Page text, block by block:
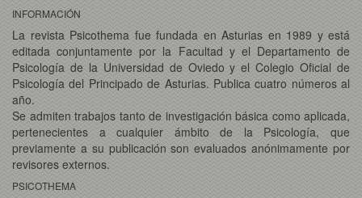
INFORMACIÓN
La revista Psicothema fue fundada en Asturias en 1989 y está
editada conjuntamente por la Facultad y el Departamento de
Psicología de la Universidad de Oviedo y el Colegio Oficial de
Psicología del Principado de Asturias. Publica cuatro números al
año.
Se admiten trabajos tanto de investigación básica como aplicada,
pertenecientes a cualquier ámbito de la Psicología, que
previamente a su publicación son evaluados anónimamente por
revisores externos.
PSICOTHEMA